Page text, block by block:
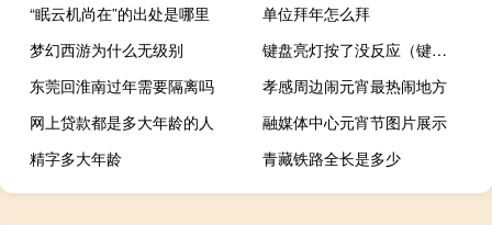
“眠云机尚在”的出处是哪里
单位拜年怎么拜
梦幻西游为什么无级别
键盘亮灯按了没反应（键盘灯亮按键无反应）
东莞回淮南过年需要隔离吗
孝感周边闹元宵最热闹地方
网上贷款都是多大年龄的人
融媒体中心元宵节图片展示
精字多大年龄
青藏铁路全长是多少